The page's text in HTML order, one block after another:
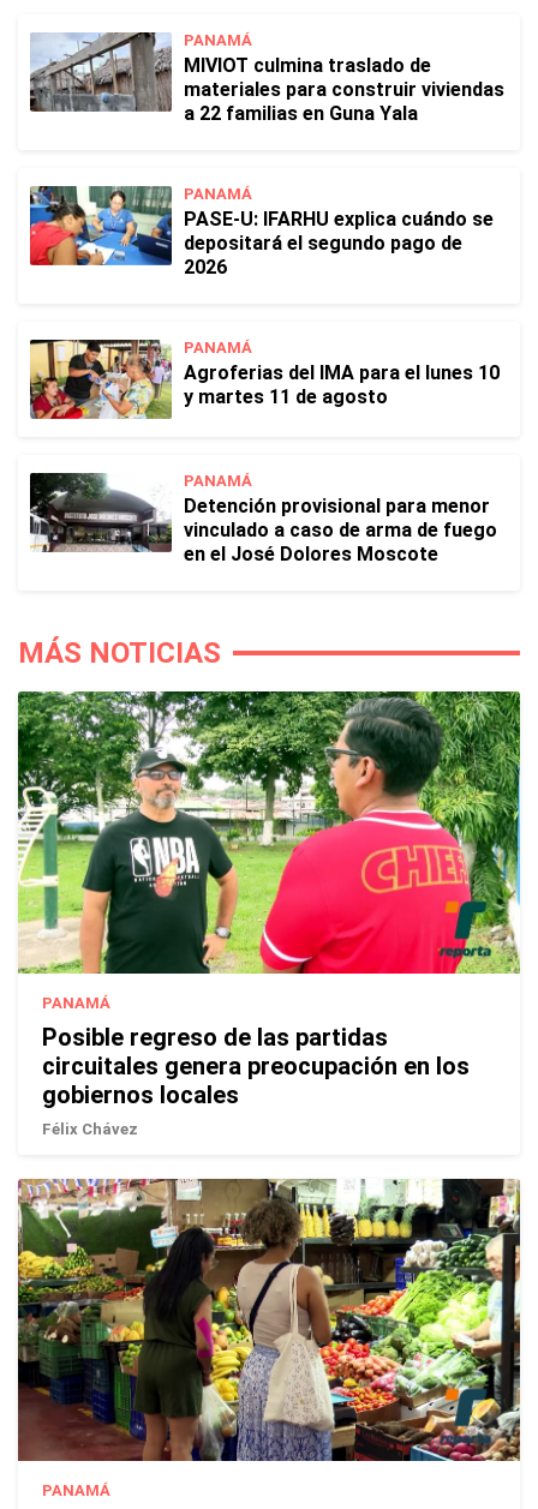
PANAMÁ
MIVIOT culmina traslado de
materiales para construir viviendas
a 22 familias en Guna Yala
PANAMÁ
PASE-U: IFARHU explica cuándo se
depositará el segundo pago de
2026
PANAMÁ
Agroferias del IMA para el lunes 10
y martes 11 de agosto
PANAMÁ
Detención provisional para menor
vinculado a caso de arma de fuego
en el José Dolores Moscote
MÁS NOTICIAS
PANAMÁ
Posible regreso de las partidas
circuitales genera preocupación en los
gobiernos locales
Félix Chávez
PANAMÁ